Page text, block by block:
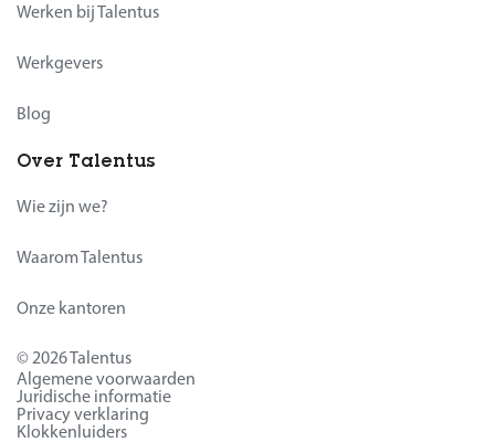
Werken bij Talentus
Werkgevers
Blog
Over Talentus
Wie zijn we?
Waarom Talentus
Onze kantoren
© 2026 Talentus
Algemene voorwaarden
Juridische informatie
Privacy verklaring
Klokkenluiders